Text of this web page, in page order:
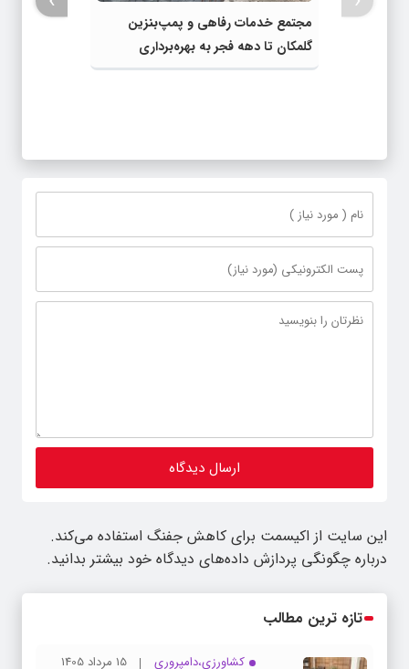
مجتمع خدمات رفاهی و پمپ‌بنزین
گلمکان تا دهه فجر به بهره‌برداری
می‌رسد
این سایت از اکیسمت برای کاهش جفنگ استفاده می‌کند.
درباره چگونگی پردازش داده‌های دیدگاه خود بیشتر بدانید.
تازه ترین مطالب
کشاورزی،دامپروری 15 مرداد 1405